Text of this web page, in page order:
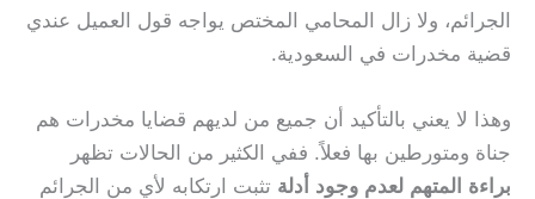
الجرائم، ولا زال المحامي المختص يواجه قول العميل عندي
قضية مخدرات في السعودية.
وهذا لا يعني بالتأكيد أن جميع من لديهم قضايا مخدرات هم
جناة ومتورطين بها فعلاً. ففي الكثير من الحالات تظهر
براءة المتهم لعدم وجود أدلة تثبت ارتكابه لأي من الجرائم